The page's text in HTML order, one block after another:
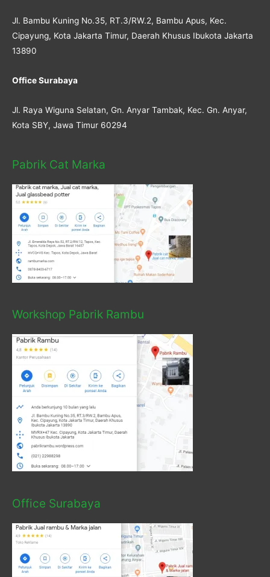
Jl. Bambu Kuning No.35, RT.3/RW.2, Bambu Apus, Kec.
Cipayung, Kota Jakarta Timur, Daerah Khusus Ibukota Jakarta
13890
Office Surabaya
Jl. Raya Wiguna Selatan, Gn. Anyar Tambak, Kec. Gn. Anyar,
Kota SBY, Jawa Timur 60294
Pabrik Cat Marka
Workshop Pabrik Rambu
Office Surabaya